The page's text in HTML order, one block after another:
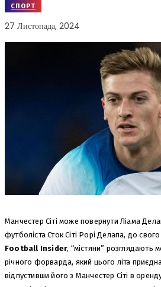
СПОРТ
27 Листопада, 2024
Манчестер Сіті може повернути Ліама
футболіста Сток Сіті Рорі Делапа, до
Football Insider, “містяни” розглядають
річного форварда, який цього літа
відпустивши його з Манчестер Сіті в